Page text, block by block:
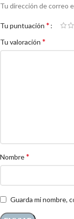
Tu dirección de correo
Tu puntuación *
Tu valoración *
Nombre*
Guarda mi nombre,